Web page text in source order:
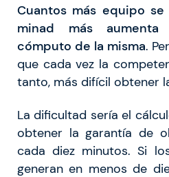
Cuantos más equipo
minad más
cómputo de la misma.
que cada vez la
tanto, más difícil obtener
La dificultad sería el
obtener la garantía de
cada diez minutos. Si
generan en menos de